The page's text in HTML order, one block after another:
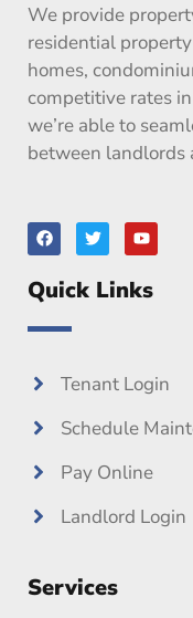
We provide
residential
homes,
competitive rates
we’re able to
between landlords
F
a
c
e
b
o
T
w
i
Y
o
u
u
Quick Links
Tenant Login
Schedule
Pay Online
Landlord Login
Services